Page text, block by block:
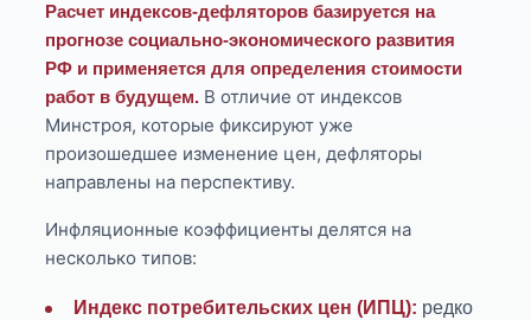
Расчет индексов-дефляторов базируется на
прогнозе социально-экономического развития
РФ и применяется для определения стоимости
работ в будущем. В отличие от индексов
Минстроя, которые фиксируют уже
произошедшее изменение цен, дефляторы
направлены на перспективу.
Инфляционные коэффициенты делятся на
несколько типов:
Индекс потребительских цен (ИПЦ): редко